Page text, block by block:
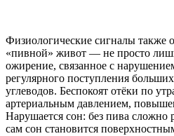
Физиологические сигналы также
«пивной» живот — не просто
ожирение, связанное с
регулярного поступления
углеводов. Беспокоят отёки по
артериальным давлением,
Нарушается сон: без пива сложно
сам сон становится